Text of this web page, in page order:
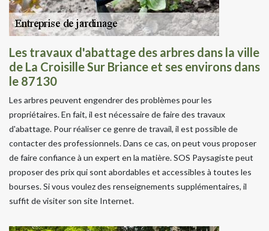
Les travaux d'abattage des arbres dans la ville
de La Croisille Sur Briance et ses environs dans
le 87130
Les arbres peuvent engendrer des problèmes pour les
propriétaires. En fait, il est nécessaire de faire des travaux
d'abattage. Pour réaliser ce genre de travail, il est possible de
contacter des professionnels. Dans ce cas, on peut vous proposer
de faire confiance à un expert en la matière. SOS Paysagiste peut
proposer des prix qui sont abordables et accessibles à toutes les
bourses. Si vous voulez des renseignements supplémentaires, il
suffit de visiter son site Internet.